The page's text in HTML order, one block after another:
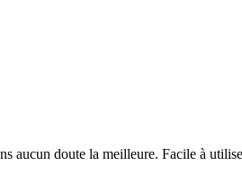
aucun doute la meilleure. Facile à